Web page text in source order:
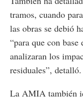
tramos, cuando
las obras se debió
“para que con
analizaran los
residuales”, detalló.
La AMIA también